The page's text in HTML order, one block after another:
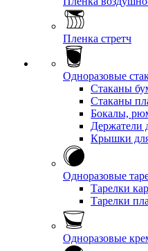
Пленка стретч
Одноразовые
Стаканы
Стаканы
Бокалы,
Держатели
Крышки
Одноразовые
Тарелки
Тарелки
Одноразовые